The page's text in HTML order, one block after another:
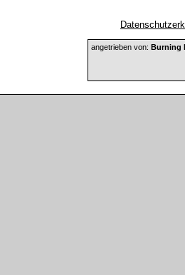
angetrieben von: Burning